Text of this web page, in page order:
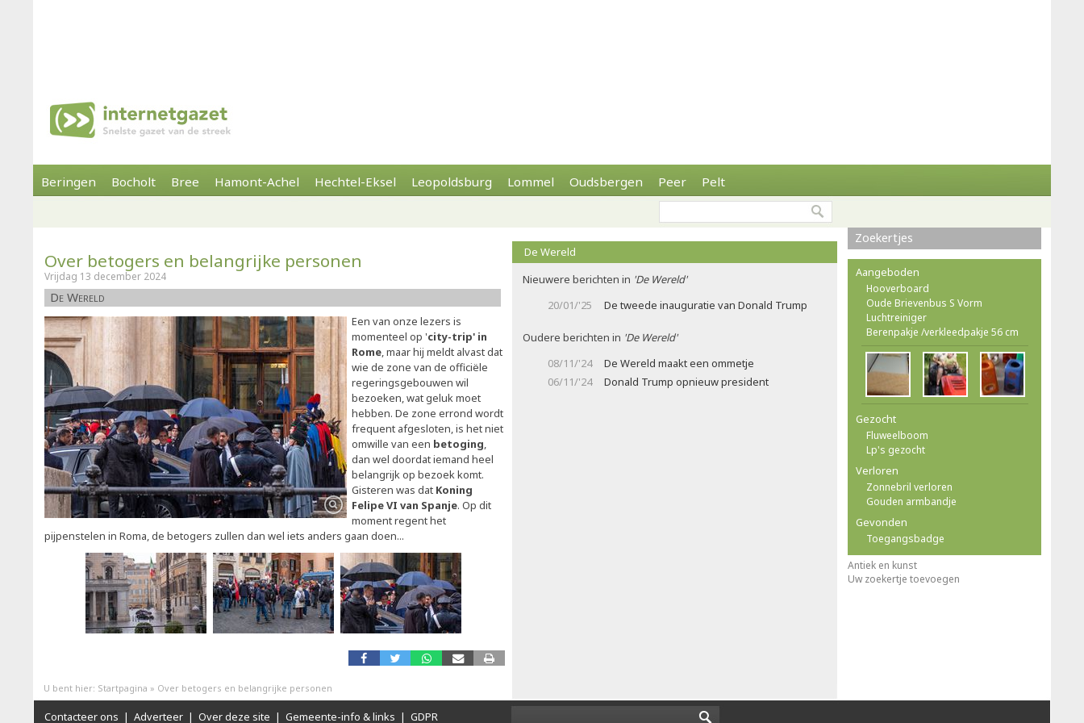
Beringen Bocholt Bree Hamont-Achel Hechtel-Eksel Leopoldsburg Lommel Oudsbergen Peer Pelt
Over betogers en belangrijke personen
Vrijdag 13 december 2024
De Wereld
Een van onze lezers is
momenteel op 'city-trip' in
Rome, maar hij meldt alvast dat
wie de zone van de officiële
regeringsgebouwen wil
bezoeken, wat geluk moet
hebben. De zone errond wordt
frequent afgesloten, is het niet
omwille van een betoging,
dan wel doordat iemand heel
belangrijk op bezoek komt.
Gisteren was dat Koning
Felipe VI van Spanje. Op dit
moment regent het
pijpenstelen in Roma, de betogers zullen dan wel iets anders gaan doen...
De Wereld
Nieuwere berichten in 'De Wereld'
20/01/'25
De tweede inauguratie van Donald Trump
Oudere berichten in 'De Wereld'
08/11/'24
De Wereld maakt een ommetje
06/11/'24
Donald Trump opnieuw president
Zoekertjes
Aangeboden
Hooverboard
Oude Brievenbus S Vorm
Luchtreiniger
Berenpakje /verkleedpakje 56 cm
Gezocht
Fluweelboom
Lp's gezocht
Verloren
Zonnebril verloren
Gouden armbandje
Gevonden
Toegangsbadge
Antiek en kunst
Uw zoekertje toevoegen
U bent hier: Startpagina » Over betogers en belangrijke personen
Contacteer ons | Adverteer | Over deze site | Gemeente-info & links | GDPR